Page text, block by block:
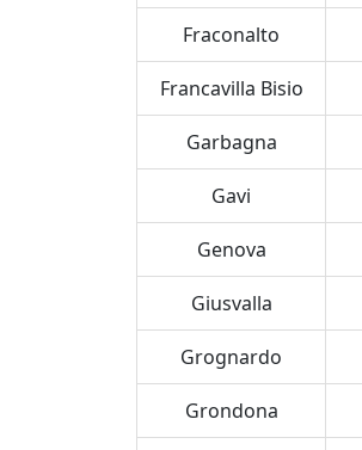
Fraconalto
Francavilla Bisio
Garbagna
Gavi
Genova
Giusvalla
Grognardo
Grondona